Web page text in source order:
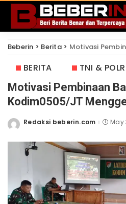
Beberin > Berita> Motivasi Pembinaan
BERITA TNI &
Motivasi Pembinaan
Kodim0505/JT
Posted
Redaksi beberin.com May